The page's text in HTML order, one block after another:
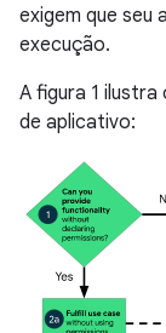
exigem que seu
execução.
A figura 1
de aplicativo: